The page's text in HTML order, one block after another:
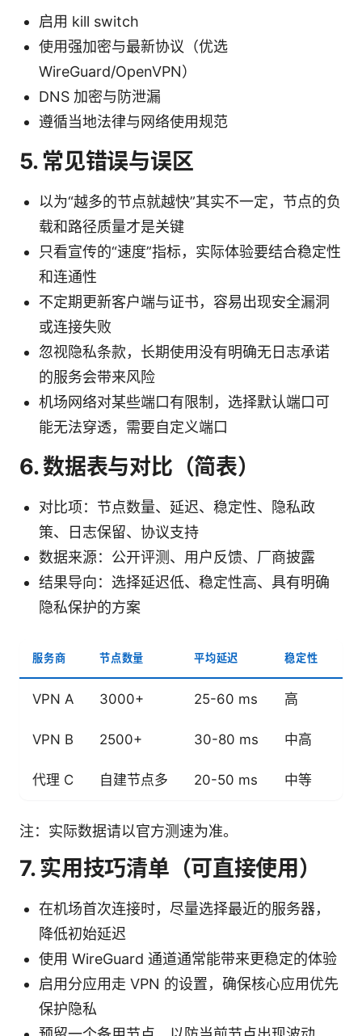
启用 kill switch
使用强加密与最新协议（优选
WireGuard/OpenVPN）
DNS 加密与防泄漏
遵循当地法律与网络使用规范
5. 常见错误与误区
以为“越多的节点就越快”其实不一定，节点的负
载和路径质量才是关键
只看宣传的“速度”指标，实际体验要结合稳定性
和连通性
不定期更新客户端与证书，容易出现安全漏洞
或连接失败
忽视隐私条款，长期使用没有明确无日志承诺
的服务会带来风险
机场网络对某些端口有限制，选择默认端口可
能无法穿透，需要自定义端口
6. 数据表与对比（简表）
对比项：节点数量、延迟、稳定性、隐私政
策、日志保留、协议支持
数据来源：公开评测、用户反馈、厂商披露
结果导向：选择延迟低、稳定性高、具有明确
隐私保护的方案
服务商 节点数量 平均延迟 稳定性
VPN A 3000+ 25-60 ms 高
VPN B 2500+ 30-80 ms 中高
代理 C 自建节点多 20-50 ms 中等
注：实际数据请以官方测速为准。
7. 实用技巧清单（可直接使用）
在机场首次连接时，尽量选择最近的服务器，
降低初始延迟
使用 WireGuard 通道通常能带来更稳定的体验
启用分应用走 VPN 的设置，确保核心应用优先
保护隐私